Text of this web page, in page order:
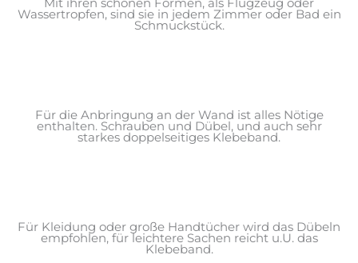
Mit ihren schönen Formen, als Flugzeug oder
Wassertropfen, sind sie in jedem Zimmer oder Bad ein
Schmuckstück.
Für die Anbringung an der Wand ist alles Nötige
enthalten. Schrauben und Dübel, und auch sehr
starkes doppelseitiges Klebeband.
Für Kleidung oder große Handtücher wird das Dübeln
empfohlen, für leichtere Sachen reicht u.U. das
Klebeband.